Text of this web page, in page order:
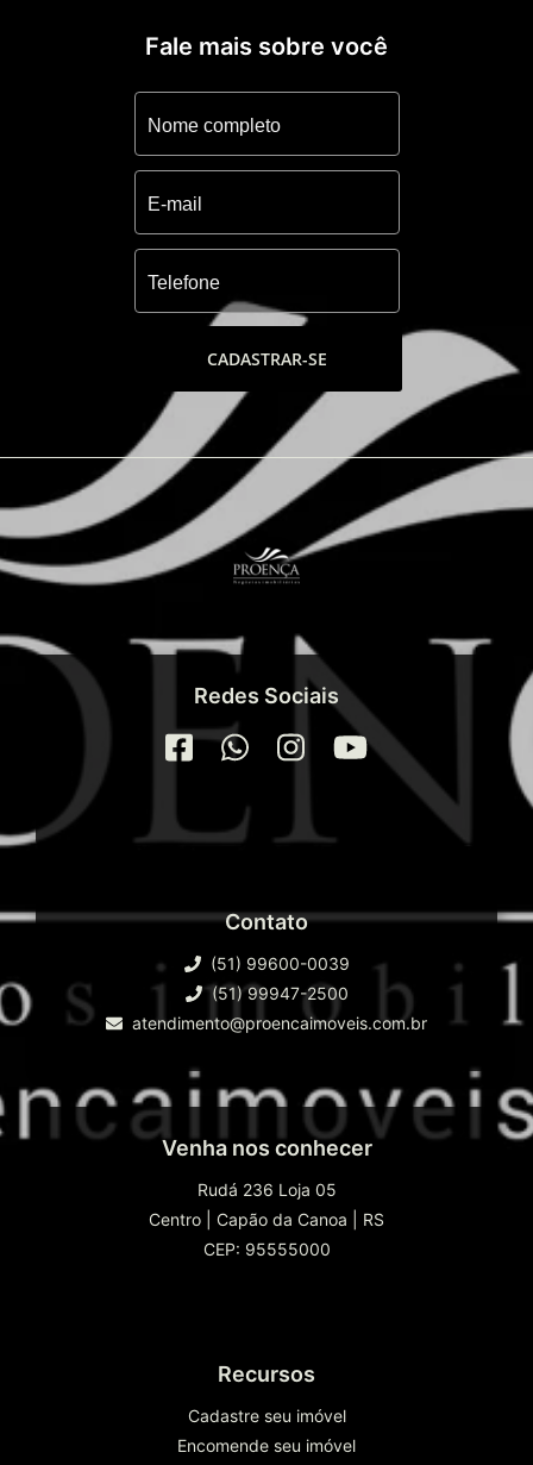
Fale mais sobre você
CADASTRAR-SE
Redes Sociais
Contato
(51) 99600-0039
(51) 99947-2500
atendimento@proencaimoveis.com.br
Venha nos conhecer
Rudá 236 Loja 05
Centro
Capão da Canoa
RS
CEP: 95555000
Recursos
Cadastre seu imóvel
Encomende seu imóvel